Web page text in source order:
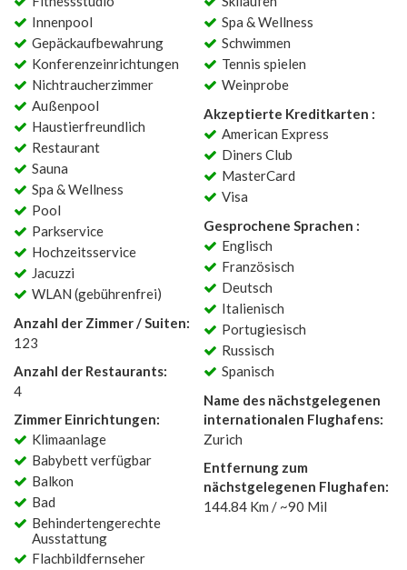
Innenpool
Gepäckaufbewahrung
Konferenzeinrichtungen
Nichtraucherzimmer
Außenpool
Haustierfreundlich
Restaurant
Sauna
Spa & Wellness
Pool
Parkservice
Hochzeitsservice
Jacuzzi
WLAN (gebührenfrei)
Anzahl der Zimmer / Suiten:
123
Anzahl der Restaurants:
4
Zimmer Einrichtungen:
Klimaanlage
Babybett verfügbar
Balkon
Bad
Behindertengerechte
Ausstattung
Flachbildfernseher
Spa & Wellness
Schwimmen
Tennis spielen
Weinprobe
Akzeptierte Kreditkarten :
American Express
Diners Club
MasterCard
Visa
Gesprochene Sprachen :
Englisch
Französisch
Deutsch
Italienisch
Portugiesisch
Russisch
Spanisch
Name des nächstgelegenen
internationalen Flughafens:
Zurich
Entfernung zum
nächstgelegenen Flughafen:
144.84 Km / ~90 Mil